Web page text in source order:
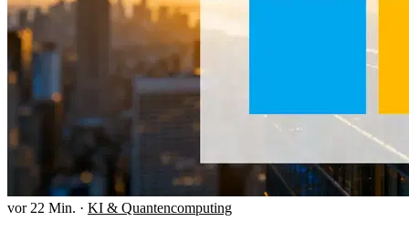
vor 22 Min. · KI & Quantencomputing